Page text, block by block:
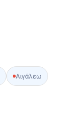
Αιγάλεω